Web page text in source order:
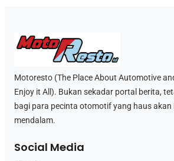
Motoresto (The Place About Automotive
Enjoy it All). Bukan sekadar portal berita,
bagi para pecinta otomotif yang haus
mendalam.
Social Media